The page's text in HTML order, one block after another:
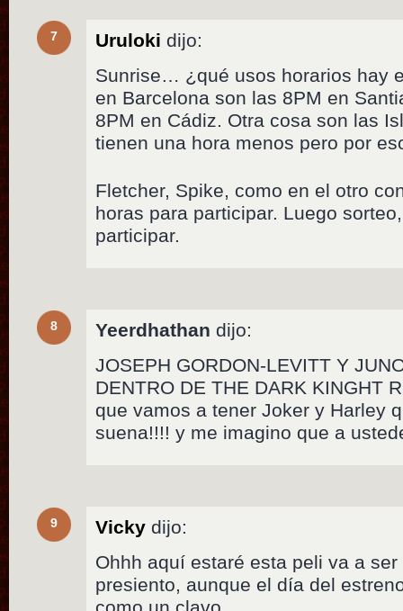
7 Uruloki dijo:
Sunrise… ¿qué usos horarios hay
en Barcelona son las 8PM en
8PM en Cádiz. Otra cosa son las
tienen una hora menos pero por
Fletcher, Spike, como en el otro
horas para participar. Luego
participar.
8 Yeerdhathan dijo:
JOSEPH GORDON-LEVITT Y
DENTRO DE THE DARK KINGHT
que vamos a tener Joker y Harley
suena!!!! y me imagino que a
9 Vicky dijo:
Ohhh aquí estaré esta peli va a
presiento, aunque el día del
como un clavo